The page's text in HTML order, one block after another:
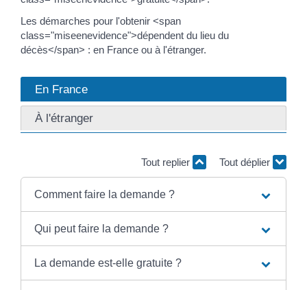
Les démarches pour l'obtenir <span
class="miseenevidence">dépendent du lieu du
décès</span> : en France ou à l'étranger.
En France
À l'étranger
Tout replier Tout déplier
Comment faire la demande ?
Qui peut faire la demande ?
La demande est-elle gratuite ?